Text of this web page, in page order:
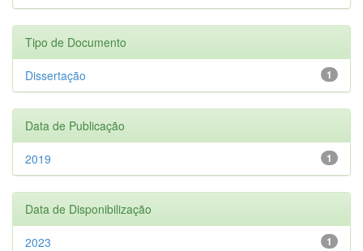
Tipo de Documento
1
Dissertação
Data de Publicação
1
2019
Data de Disponibilização
1
2023